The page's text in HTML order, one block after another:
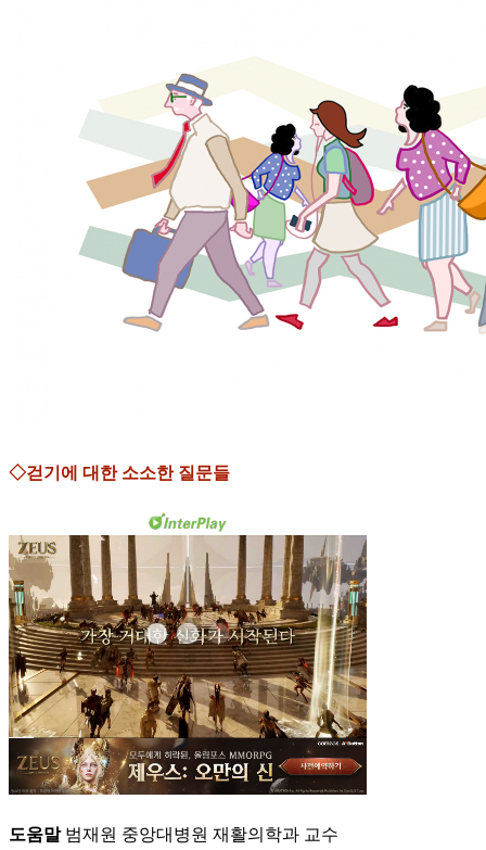
◇걷기에 대한 소소한 질문들
도움말범재원 중앙대병원 재활의학과 교수